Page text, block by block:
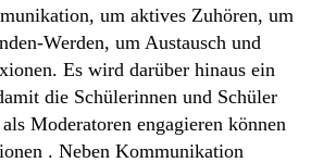
um aktives Zuhören, um
Werden, um Austausch und
Es wird darüber hinaus ein
die Schülerinnen und Schüler
Moderatoren engagieren können
. Neben Kommunikation